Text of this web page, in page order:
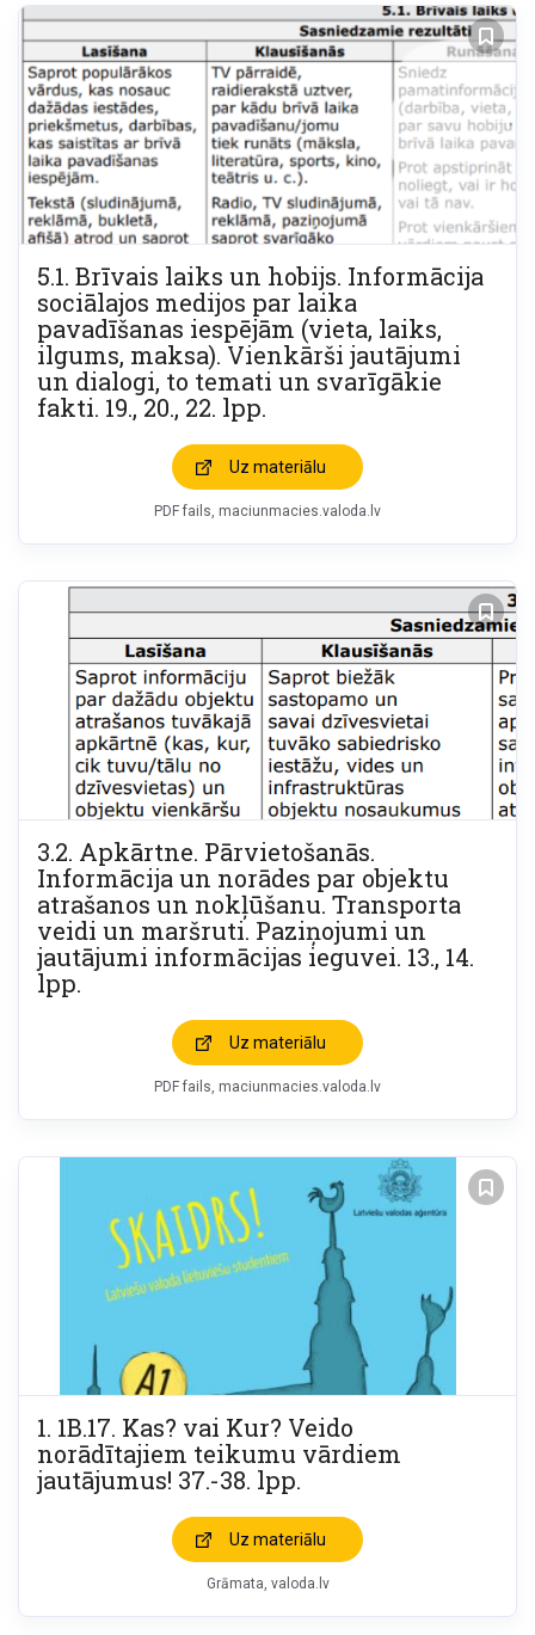
5.1. Brīvais laiks un hobijs. Informācija
sociālajos medijos par laika
pavadīšanas iespējām (vieta, laiks,
ilgums, maksa). Vienkārši jautājumi
un dialogi, to temati un svarīgākie
fakti. 19., 20., 22. lpp.
Uz materiālu
PDF fails maciunmacies.valoda.lv
3.2. Apkārtne. Pārvietošanās.
Informācija un norādes par objektu
atrašanos un nokļūšanu. Transporta
veidi un maršruti. Paziņojumi un
jautājumi informācijas ieguvei. 13., 14.
lpp.
Uz materiālu
PDF fails maciunmacies.valoda.lv
1. 1B.17. Kas? vai Kur? Veido
norādītajiem teikumu vārdiem
jautājumus! 37.-38. lpp.
Uz materiālu
Grāmata valoda.lv